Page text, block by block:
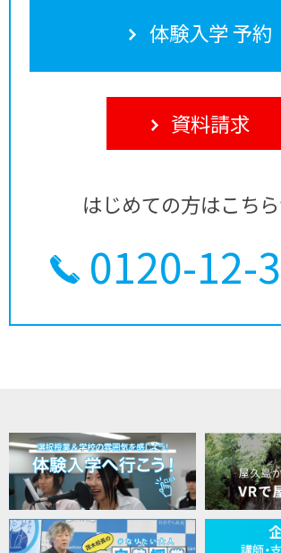
体験入学 予約
資料請求
はじめての方はこち
0120-12-